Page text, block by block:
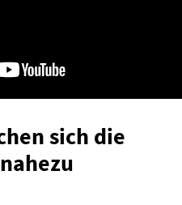
sich die